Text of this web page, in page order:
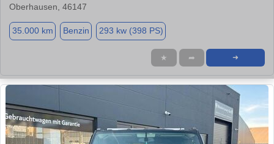
Oberhausen, 46147
35.000 km Benzin 293 kw (398 PS)
★ ➦ ➜